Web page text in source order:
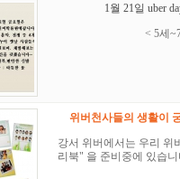
1월 21일 uber
< 5세
위버천사들의 생활이
강서 위버에서는 우리 위
리북" 을 준비중에 있습